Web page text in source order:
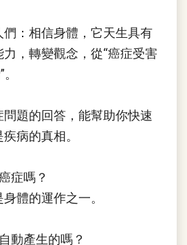
：相信身體，它天生具有
，轉變觀念，從“癌症受害
題的回答，能幫助你快速
病的真相。
症嗎？
體的運作之一。
動產生的嗎？